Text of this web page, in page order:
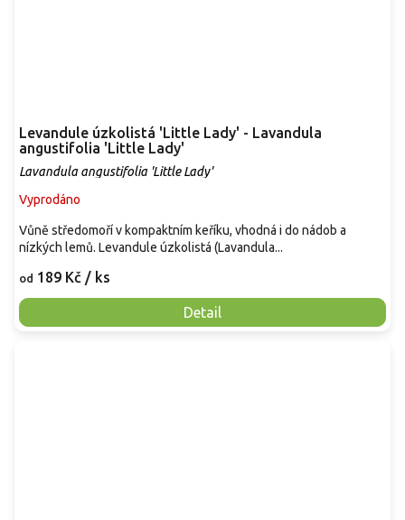
Levandule úzkolistá 'Little Lady' - Lavandula
angustifolia 'Little Lady'
Lavandula angustifolia 'Little Lady'
Vyprodáno
od 189 Kč / ks
Detail
Vůně středomoří v kompaktním keříku, vhodná i do nádob a
nízkých lemů. Levandule úzkolistá (Lavandula...